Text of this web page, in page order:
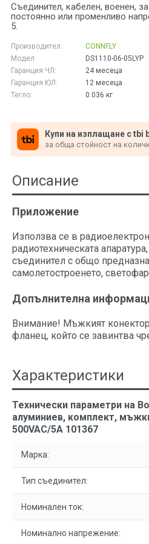
Съединител, кабелен, военен,
постоянно или променливо
5.
Производител:
CONNFLY
Модел:
DS1110-06-05LYP
Гаранция ЧЛ:
24 месеца
Гаранция ЮЛ:
12 месеца
Тегло:
0.036 кг
Купи на изплащане с tbi
за обща стойност на
Описание
Приложение
Използва се в
радиотехническата
съединител с общо
самолетостроенето,
Допълнителна
Внимание! Мъжкият
фланец, който се завинтва
Характеристики
Технически параметри на
алуминиев, комплект,
500VAC/5A 101367
Марка:
Тип съединител:
Номинален ток:
Номинално напрежение: